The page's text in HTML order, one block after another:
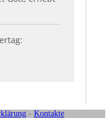
- Kontakte